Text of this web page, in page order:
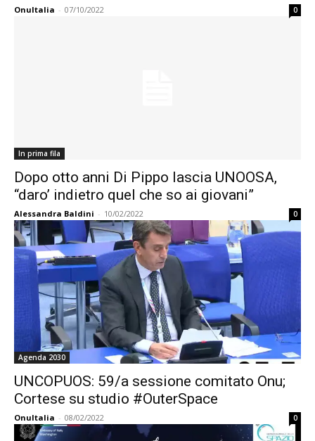
OnuItalia - 07/10/2022 0
In prima fila
Dopo otto anni Di Pippo lascia UNOOSA,
“daro’ indietro quel che so ai giovani”
Alessandra Baldini - 10/02/2022 0
Agenda 2030
UNCOPUOS: 59/a sessione comitato Onu;
Cortese su studio #OuterSpace
OnuItalia - 08/02/2022 0